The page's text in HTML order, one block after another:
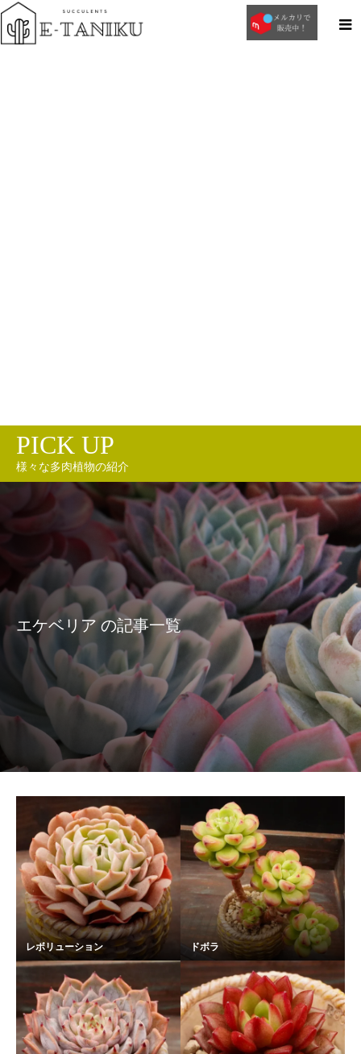
PICK UP
様々な多肉植物の紹介
エケベリア の記事一覧
レボリューション ドボラ